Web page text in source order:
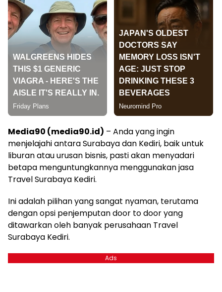
Media90 (media90.id) – Anda yang ingin
menjelajahi antara Surabaya dan Kediri, baik untuk
liburan atau urusan bisnis, pasti akan menyadari
betapa menguntungkannya menggunakan jasa
Travel Surabaya Kediri.
Ini adalah pilihan yang sangat nyaman, terutama
dengan opsi penjemputan door to door yang
ditawarkan oleh banyak perusahaan Travel
Surabaya Kediri.
Ads